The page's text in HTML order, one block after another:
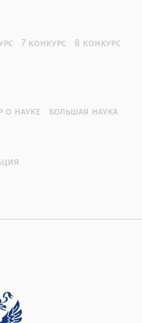
7 конкурс
8 конкурс
о науке большая наука